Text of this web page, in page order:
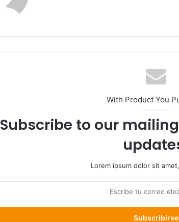
With Product You
Subscribe to our
Lorem ipsum dolor sit